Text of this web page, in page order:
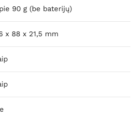
90 g (be baterijų)
x 88 x 21,5 mm